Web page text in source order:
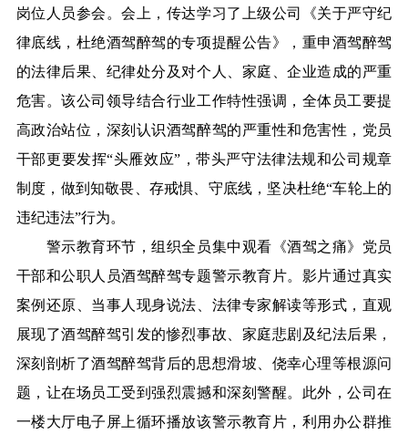
岗位人员参会。会上，传达学习了上级公司《关于严守纪
律底线，杜绝酒驾醉驾的专项提醒公告》，重申酒驾醉驾
的法律后果、纪律处分及对个人、家庭、企业造成的严重
危害。该公司领导结合行业工作特性强调，全体员工要提
高政治站位，深刻认识酒驾醉驾的严重性和危害性，党员
干部更要发挥“头雁效应”，带头严守法律法规和公司规章
制度，做到知敬畏、存戒惧、守底线，坚决杜绝“车轮上的
违纪违法”行为。
警示教育环节，组织全员集中观看《酒驾之痛》党员
干部和公职人员酒驾醉驾专题警示教育片。影片通过真实
案例还原、当事人现身说法、法律专家解读等形式，直观
展现了酒驾醉驾引发的惨烈事故、家庭悲剧及纪法后果，
深刻剖析了酒驾醉驾背后的思想滑坡、侥幸心理等根源问
题，让在场员工受到强烈震撼和深刻警醒。此外，公司在
一楼大厅电子屏上循环播放该警示教育片，利用办公群推